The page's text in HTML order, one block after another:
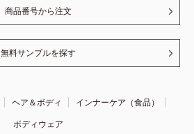
商品番号から注文
無料サンプルを探す
ヘア＆ボディ
インナーケア（食品）
ボディウェア